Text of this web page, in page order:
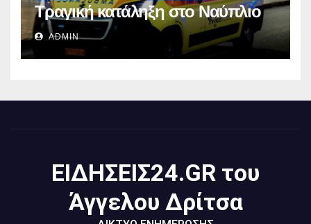
Τραγική κατάληξη στο Ναύπλιο
ADMIN
ΕΙΔΗΣΕΙΣ24.GR του
Άγγελου Δρίτσα